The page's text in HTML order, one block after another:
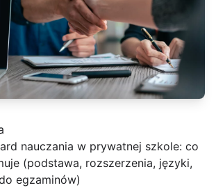
nauczania w prywatnej szkole: co
(podstawa, rozszerzenia, języki,
egzaminów)